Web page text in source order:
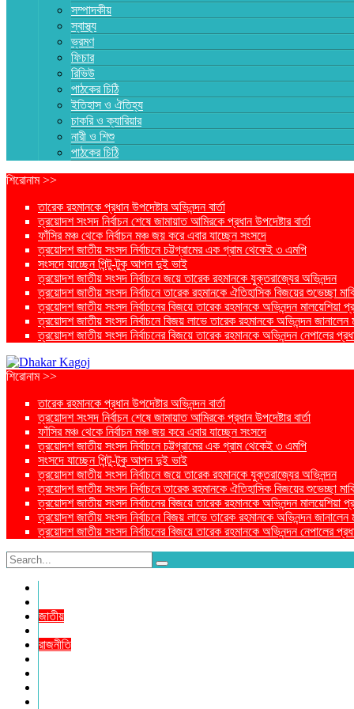
সম্পাদকীয়
স্বাস্থ্য
ভ্রমণ
ফিচার
রিভিউ
পাঠকের চিঠি
ইতিহাস ও ঐতিহ্য
চাকরি ও ক্যারিয়ার
নারী ও শিশু
পাঠকের চিঠি
শিরোনাম >>
তারেক রহমানকে প্রধান উপদেষ্টার অভিনন্দন বার্তা
ত্রয়োদশ সংসদ নির্বাচন শেষে জামায়াত আমিরকে প্রধান উপদেষ্টার বার্তা
ফাঁসির মঞ্চ থেকে নির্বাচন মঞ্চ জয় করে এবার যাচ্ছেন সংসদে
ত্রয়োদশ জাতীয় সংসদ নির্বাচনে চট্টগ্রামের এক গ্রাম থেকেই ৩ এমপি
সংসদে যাচ্ছেন পিন্টু-টুকু আপন দুই ভাই
ত্রয়োদশ জাতীয় সংসদ নির্বাচনে জয়ে তারেক রহমানকে যুক্তরাজ্যের অভিনন্দন
ত্রয়োদশ জাতীয় সংসদ নির্বাচনে তারেক রহমানকে ঐতিহাসিক বিজয়ের শুভেচ্ছা
ত্রয়োদশ জাতীয় সংসদ নির্বাচনের বিজয়ে তারেক রহমানকে অভিনন্দন মালয়েশিয়া
ত্রয়োদশ জাতীয় সংসদ নির্বাচনে বিজয় লাভে তারেক রহমানকে অভিনন্দন জানালেন
ত্রয়োদশ জাতীয় সংসদ নির্বাচনের বিজয়ে তারেক রহমানকে অভিনন্দন নেপালের
শিরোনাম >>
তারেক রহমানকে প্রধান উপদেষ্টার অভিনন্দন বার্তা
ত্রয়োদশ সংসদ নির্বাচন শেষে জামায়াত আমিরকে প্রধান উপদেষ্টার বার্তা
ফাঁসির মঞ্চ থেকে নির্বাচন মঞ্চ জয় করে এবার যাচ্ছেন সংসদে
ত্রয়োদশ জাতীয় সংসদ নির্বাচনে চট্টগ্রামের এক গ্রাম থেকেই ৩ এমপি
সংসদে যাচ্ছেন পিন্টু-টুকু আপন দুই ভাই
ত্রয়োদশ জাতীয় সংসদ নির্বাচনে জয়ে তারেক রহমানকে যুক্তরাজ্যের অভিনন্দন
ত্রয়োদশ জাতীয় সংসদ নির্বাচনে তারেক রহমানকে ঐতিহাসিক বিজয়ের শুভেচ্ছা
ত্রয়োদশ জাতীয় সংসদ নির্বাচনের বিজয়ে তারেক রহমানকে অভিনন্দন মালয়েশিয়া
ত্রয়োদশ জাতীয় সংসদ নির্বাচনে বিজয় লাভে তারেক রহমানকে অভিনন্দন জানালেন
ত্রয়োদশ জাতীয় সংসদ নির্বাচনের বিজয়ে তারেক রহমানকে অভিনন্দন নেপালের
জাতীয়
রাজনীতি